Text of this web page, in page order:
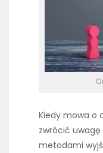
Kiedy mowa o
zwrócić uwagę
metodami